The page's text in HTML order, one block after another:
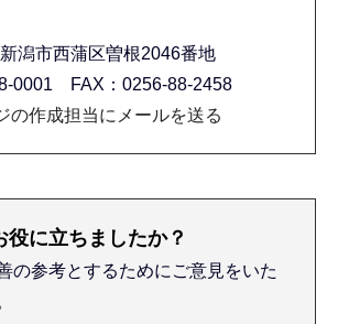
潟市西蒲区曽根2046番地
0001 FAX：0256-88-2458
の作成担当にメールを送る
役に立ちましたか？
の参考とするためにご意見をいた